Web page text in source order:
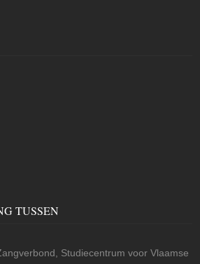
TUSSEN
Studiecentrum voor Vlaamse